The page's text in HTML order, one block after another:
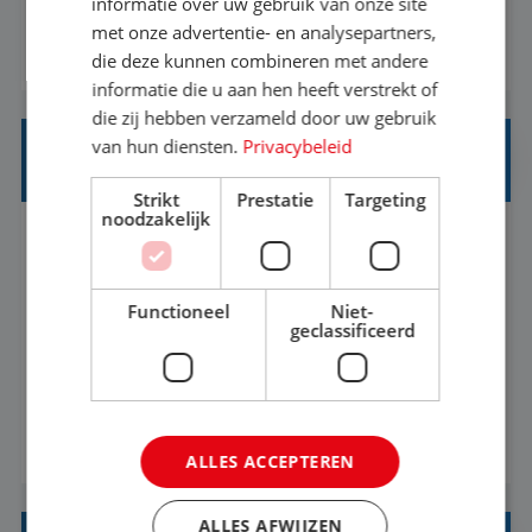
klantcontact te combineren met organisatorische
ondersteuning? Op ons Sunweb Group-kantoor in
Rotterdam zoeken we een daadkrachtige en
klantgerichte collega voor een unieke functie ...
BEKIJK VACATURE
INTERNSHIP TALENT ACQUISITION
Rotterdam 37-40+ uur
Internship: Talent Acquisition (HR
Recruitment)Sunweb Group is looking for an
enthusiastic Talent Acquisition intern to join our
work-along internship, where you become part
of the team and gain hands-on experience; not a
thesis assignment. If you’re excited about H...
BEKIJK VACATURE
met onze advertentie- en analysepartners,
die deze kunnen combineren met andere
informatie die u aan hen heeft verstrekt of
die zij hebben verzameld door uw gebruik
van hun diensten. Privacybeleid
Strikt
noodzakelijk
Prestatie Targeting
Functioneel
Niet-
geclassificeerd
ALLES ACCEPTEREN
ALLES AFWIJZEN